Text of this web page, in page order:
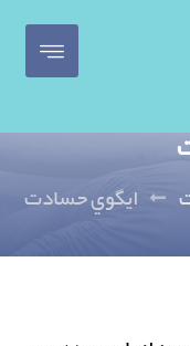
ايگوي حسادت